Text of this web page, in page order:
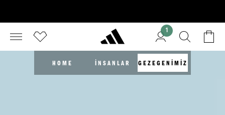
1
HOME İNSANLAR GEZEGENİMİZ